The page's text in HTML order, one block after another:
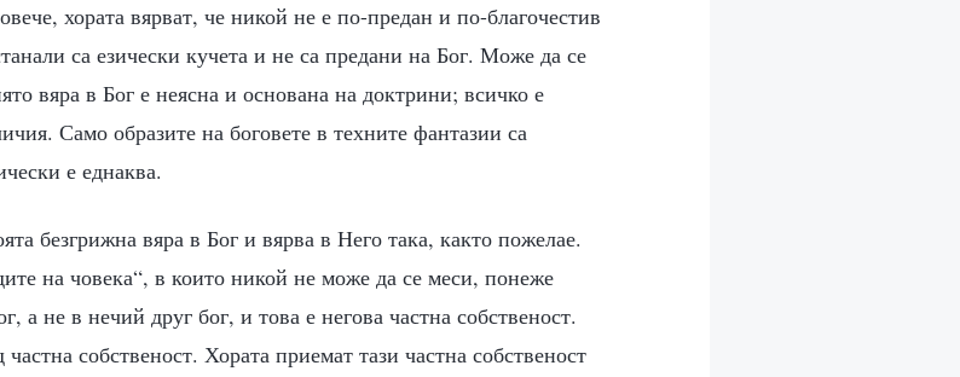
хората вярват, че никой не е по-предан и по-благочестив
са езически кучета и не са предани на Бог. Може да се
вяра в Бог е неясна и основана на доктрини; всичко е
Само образите на боговете в техните фантазии са
е еднаква.
безгрижна вяра в Бог и вярва в Него така, както пожелае.
на човека“, в които никой не може да се меси, понеже
а не в нечий друг бог, и това е негова частна собственост.
собственост. Хората приемат тази частна собственост